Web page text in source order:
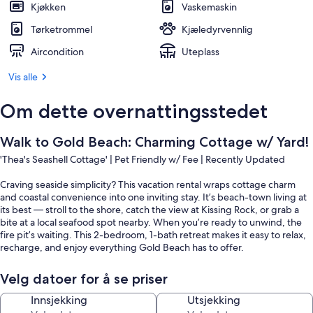
Kjøkken
Vaskemaskin
Tørketrommel
Kjæledyrvennlig
Aircondition
Uteplass
Vis alle
Om dette overnattingsstedet
Walk to Gold Beach: Charming Cottage w/ Yard!
'Thea's Seashell Cottage' | Pet Friendly w/ Fee | Recently Updated
Craving seaside simplicity? This vacation rental wraps cottage charm
and coastal convenience into one inviting stay. It’s beach-town living at
its best — stroll to the shore, catch the view at Kissing Rock, or grab a
bite at a local seafood spot nearby. When you’re ready to unwind, the
fire pit’s waiting. This 2-bedroom, 1-bath retreat makes it easy to relax,
recharge, and enjoy everything Gold Beach has to offer.
-- THE PROPERTY --
SLEEPING ARRANGEMENTS
- Bedroom 1: 1 queen bed
Velg datoer for å se priser
Innsjekking Utsjekking